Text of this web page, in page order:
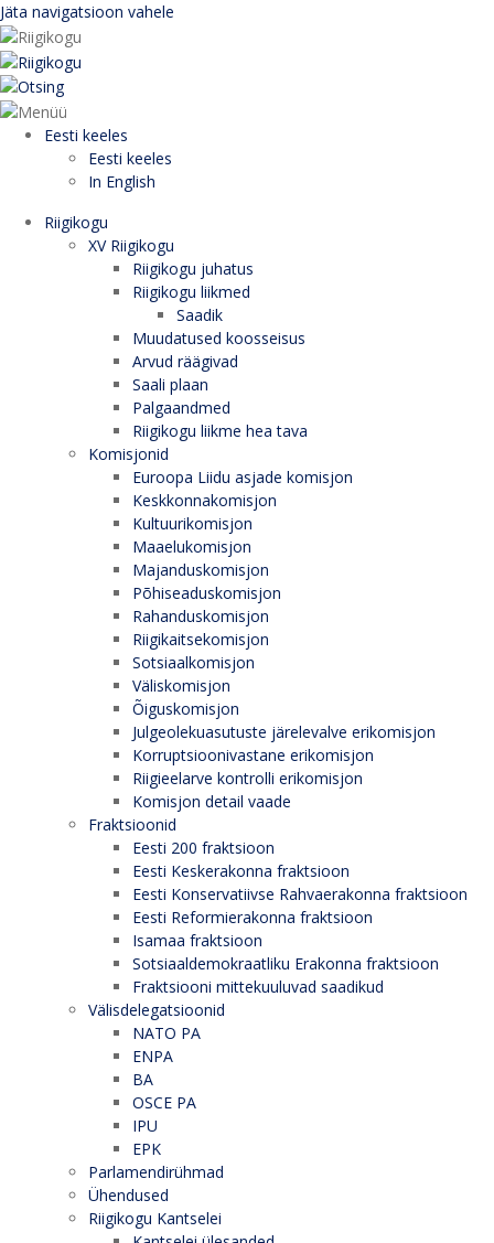
Jäta navigatsioon vahele
Eesti keeles
Eesti keeles
In English
Riigikogu
XV Riigikogu
Riigikogu juhatus
Riigikogu liikmed
Saadik
Muudatused koosseisus
Arvud räägivad
Saali plaan
Palgaandmed
Riigikogu liikme hea tava
Komisjonid
Euroopa Liidu asjade komisjon
Keskkonnakomisjon
Kultuurikomisjon
Maaelukomisjon
Majanduskomisjon
Põhiseaduskomisjon
Rahanduskomisjon
Riigikaitsekomisjon
Sotsiaalkomisjon
Väliskomisjon
Õiguskomisjon
Julgeolekuasutuste järelevalve erikomisjon
Korruptsioonivastane erikomisjon
Riigieelarve kontrolli erikomisjon
Komisjon detail vaade
Fraktsioonid
Eesti 200 fraktsioon
Eesti Keskerakonna fraktsioon
Eesti Konservatiivse Rahvaerakonna fraktsioon
Eesti Reformierakonna fraktsioon
Isamaa fraktsioon
Sotsiaaldemokraatliku Erakonna fraktsioon
Fraktsiooni mittekuuluvad saadikud
Välisdelegatsioonid
NATO PA
ENPA
BA
OSCE PA
IPU
EPK
Parlamendirühmad
Ühendused
Riigikogu Kantselei